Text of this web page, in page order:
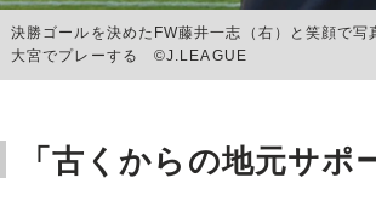
決勝ゴールを決めたFW藤井一志（右）と笑顔で
大宮でプレーする ©︎J.LEAGUE
「古くからの地元サポ